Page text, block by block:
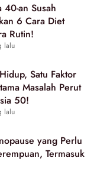
40-an Susah
6 Cara Diet
Rutin!
lalu
Satu Faktor
Masalah Perut
50!
lalu
yang Perlu
Termasuk